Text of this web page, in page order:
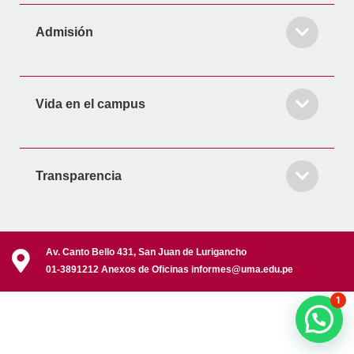
Admisión
Vida en el campus
Transparencia
Av. Canto Bello 431, San Juan de Lurigancho
01-3891212 Anexos de Oficinas informes@uma.edu.pe
1